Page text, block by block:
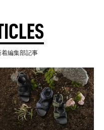
着編集部記事